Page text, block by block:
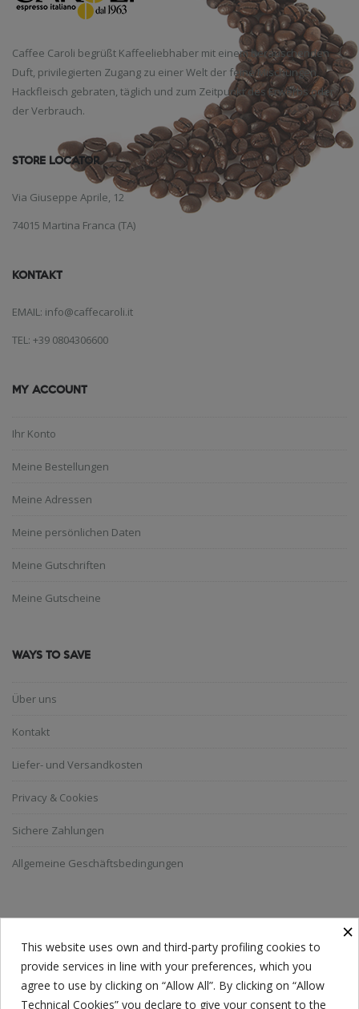
Caffee Caroli begrüßt Kaffeeliebhaber mit einem berauschenden
Duft, privilegierten Zugang zu einer Welt der feine Mischungen,
Hackfleisch gebraten, täglich und zum Zeitpunkt des Erwerbs oder
der Verbrauch.
STORE LOCATOR
Via Giuseppe Aprile, 12
74015 Martina Franca (TA)
KONTAKT
EMAIL: info@caffecaroli.it
TEL: +39 0804306600
MY ACCOUNT
Ihr Konto
Meine Bestellungen
Meine Adressen
Meine persönlichen Daten
Meine Gutschriften
Meine Gutscheine
WAYS TO SAVE
Über uns
Kontakt
Liefer- und Versandkosten
Privacy & Cookies
Sichere Zahlungen
Allgemeine Geschäftsbedingungen
NEWSLETTER ABONNIEREN
Jeder hat eine Wahl. Ich nehme meine Wahl, blitzsauber.
×
This website uses own and third-party profiling cookies to
provide services in line with your preferences, which you
agree to use by clicking on “Allow All”. By clicking on “Allow
Technical Cookies” you declare to give your consent to the